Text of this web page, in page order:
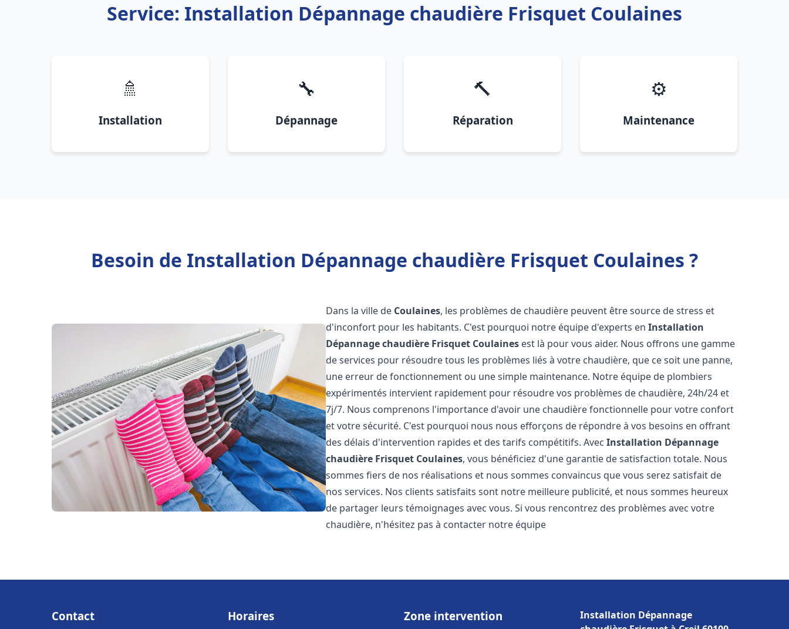
Service: Installation Dépannage chaudière Frisquet Coulaines
🚿
Installation
🔧
Dépannage
🔨
Réparation
⚙️
Maintenance
Besoin de Installation Dépannage chaudière Frisquet Coulaines ?
Dans la ville de Coulaines, les problèmes de chaudière peuvent être source de stress et
d'inconfort pour les habitants. C'est pourquoi notre équipe d'experts enInstallation
Dépannage chaudière Frisquet Coulaines est là pour vous aider. Nous offrons une gamme
de services pour résoudre tous les problèmes liés à votre chaudière, que ce soit une panne,
une erreur de fonctionnement ou une simple maintenance. Notre équipe de plombiers
expérimentés intervient rapidement pour résoudre vos problèmes de chaudière, 24h/24 et
7j/7. Nous comprenons l'importance d'avoir une chaudière fonctionnelle pour votre confort
et votre sécurité. C'est pourquoi nous nous efforçons de répondre à vos besoins en offrant
des délais d'intervention rapides et des tarifs compétitifs. AvecInstallation Dépannage
chaudière Frisquet Coulaines, vous bénéficiez d'une garantie de satisfaction totale. Nous
sommes fiers de nos réalisations et nous sommes convaincus que vous serez satisfait de
nos services. Nos clients satisfaits sont notre meilleure publicité, et nous sommes heureux
de partager leurs témoignages avec vous. Si vous rencontrez des problèmes avec votre
chaudière, n'hésitez pas à contacter notre équipe
Contact Horaires Zone intervention
Installation Dépannage